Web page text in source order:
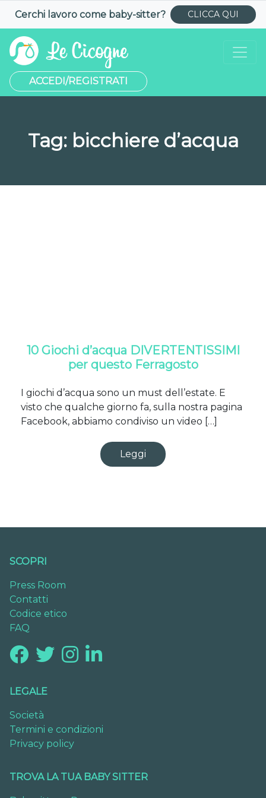
Cerchi lavoro come baby-sitter? CLICCA QUI
ACCEDI/REGISTRATI
Tag: bicchiere d’acqua
10 Giochi d’acqua DIVERTENTISSIMI
per questo Ferragosto
I giochi d’acqua sono un must dell’estate. E
visto che qualche giorno fa, sulla nostra pagina
Facebook, abbiamo condiviso un video […]
Leggi
SCOPRI
Press Room
Contatti
Codice etico
FAQ
LEGALE
Società
Termini e condizioni
Privacy policy
TROVA LA TUA BABY SITTER